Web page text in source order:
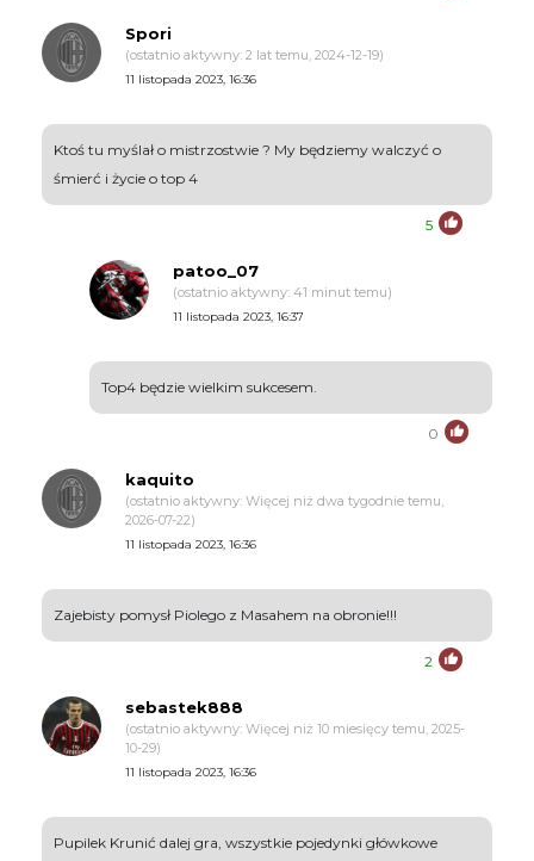
Spori
(ostatnio aktywny: 2 lat temu, 2024-12-19)
11 listopada 2023, 16:36
Ktoś tu myślał o mistrzostwie ? My będziemy walczyć o
śmierć i życie o top 4
5
patoo_07
(ostatnio aktywny: 41 minut temu)
11 listopada 2023, 16:37
Top4 będzie wielkim sukcesem.
0
kaquito
(ostatnio aktywny: Więcej niż dwa tygodnie temu,
2026-07-22)
11 listopada 2023, 16:36
Zajebisty pomysł Piolego z Masahem na obronie!!!
2
sebastek888
(ostatnio aktywny: Więcej niż 10 miesięcy temu, 2025-
10-29)
11 listopada 2023, 16:36
Pupilek Krunić dalej gra, wszystkie pojedynki główkowe